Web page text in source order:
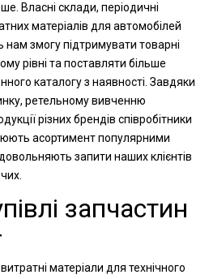
Власні склади, періодичні
матеріалів для автомобілей
нам змогу підтримувати товарні
рівні та поставляти більше
каталогу з наявності. Завдяки
ретельному вивченню
різних брендів співробітники
асортимент популярними
запити наших клієнтів
запчастин
матеріали для технічного